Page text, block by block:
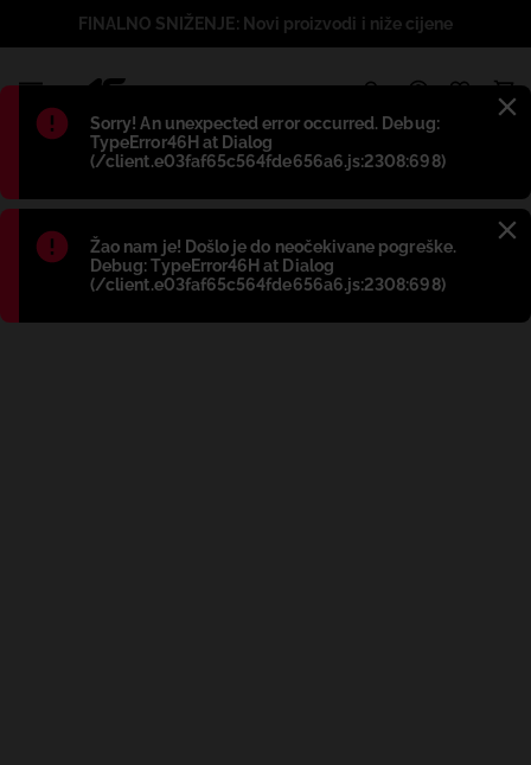
Błąd:
Sorry! An unexpected error occurred. Debug:
TypeError46H at Dialog
(/client.e03faf65c564fde656a6.js:2308:698)
Błąd:
Žao nam je! Došlo je do neočekivane pogreške.
Debug: TypeError46H at Dialog
(/client.e03faf65c564fde656a6.js:2308:698)
FINALNO SNIŽENJE: Novi proizvodi i niže cijene